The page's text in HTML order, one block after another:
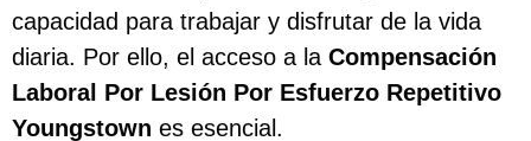
capacidad para trabajar y disfrutar de la vida
diaria. Por ello, el acceso a la Compensación
Laboral Por Lesión Por Esfuerzo Repetitivo
Youngstown es esencial.